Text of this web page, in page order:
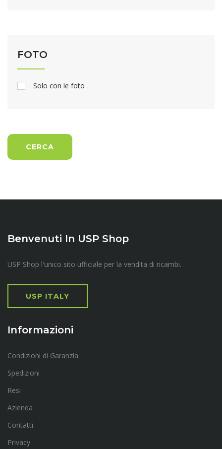
FOTO
Solo con le foto
CERCA
Benvenuti In USP Shop
USP Shop l'unico sito ufficiale per la vendita di ricambi.
USP ITALY
Informazioni
Condizioni di Garanzia
Spedizioni
Resi
Azienda
Contatti
Privacy